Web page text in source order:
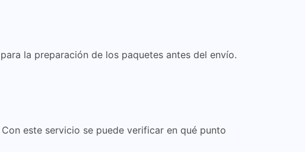
la preparación de los paquetes antes del envío.
este servicio se puede verificar en qué punto